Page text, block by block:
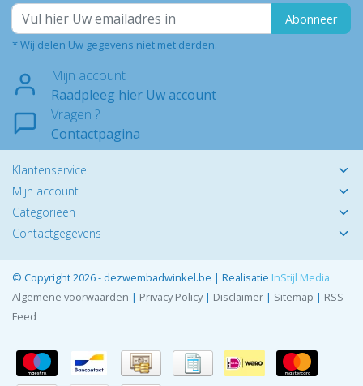
Abonneer
* Wij delen Uw gegevens niet met derden.
Mijn account
Raadpleeg hier Uw account
Vragen ?
Contactpagina
Klantenservice
Mijn account
Categorieën
Contactgegevens
© Copyright 2026 - dezwembadwinkel.be | Realisatie InStijl Media
Algemene voorwaarden | Privacy Policy| Disclaimer | Sitemap | RSS
Feed